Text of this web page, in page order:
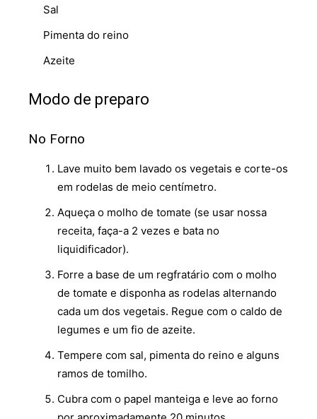
Sal
Pimenta do reino
Azeite
Modo de preparo
No Forno
Lave muito bem lavado os vegetais e corte-os
em rodelas de meio centímetro.
Aqueça o molho de tomate (se usar nossa
receita, faça-a 2 vezes e bata no
liquidificador).
Forre a base de um regfratário com o molho
de tomate e disponha as rodelas alternando
cada um dos vegetais. Regue com o caldo de
legumes e um fio de azeite.
Tempere com sal, pimenta do reino e alguns
ramos de tomilho.
Cubra com o papel manteiga e leve ao forno